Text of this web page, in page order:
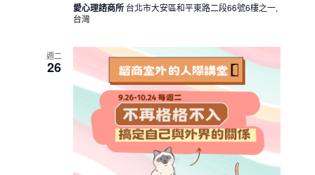
愛心理諮商所 台北市大安區和平東路二段66號6樓之一,
台灣
週二
26